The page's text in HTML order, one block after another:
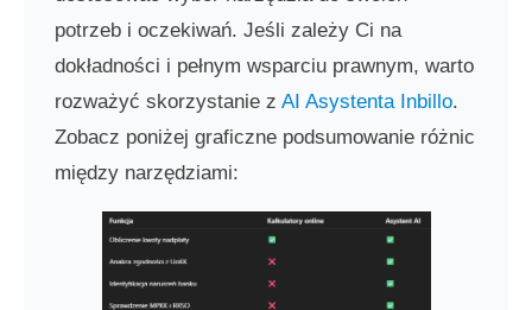
potrzeb i oczekiwań. Jeśli zależy Ci na
dokładności i pełnym wsparciu prawnym, warto
rozważyć skorzystanie z AI Asystenta Inbillo.
Zobacz poniżej graficzne podsumowanie różnic
między narzędziami: